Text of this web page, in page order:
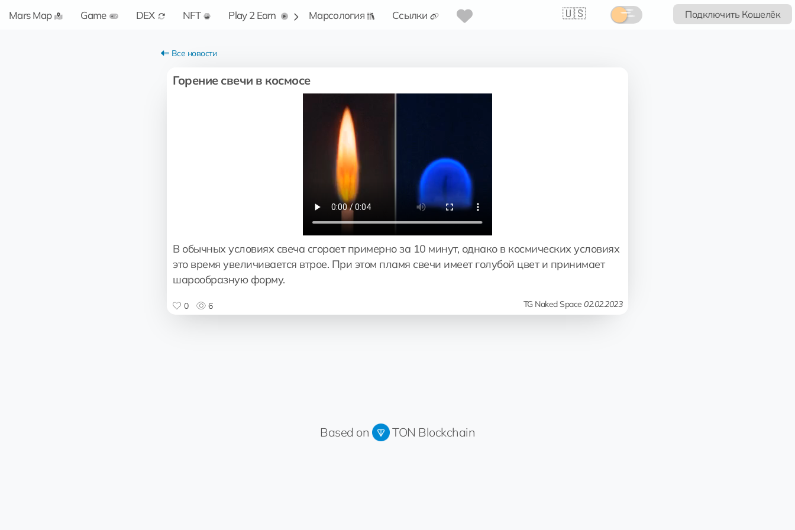
🇺🇸 Подключить Кошелёк
Mars Map Game DEX NFT Play 2 Earn Марсология Ссылки
Все новости
Горение свечи в космосе
В обычных условиях свеча сгорает примерно за 10 минут, однако в космических условиях
это время увеличивается втрое. При этом пламя свечи имеет голубой цвет и принимает
шарообразную форму.
TG Naked Space 02.02.2023
0 6
Based on TON Blockchain